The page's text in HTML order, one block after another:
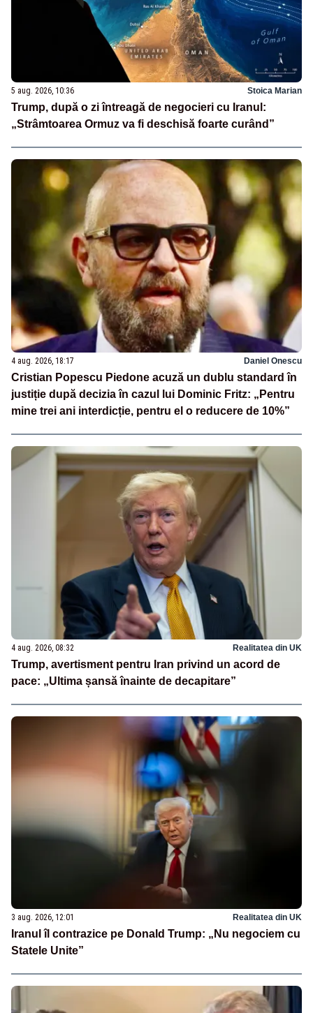
5 aug. 2026, 10:36 Stoica Marian
Trump, după o zi întreagă de negocieri cu Iranul:
„Strâmtoarea Ormuz va fi deschisă foarte curând”
4 aug. 2026, 18:17 Daniel Onescu
Cristian Popescu Piedone acuză un dublu standard în
justiție după decizia în cazul lui Dominic Fritz: „Pentru
mine trei ani interdicție, pentru el o reducere de 10%”
4 aug. 2026, 08:32 Realitatea din UK
Trump, avertisment pentru Iran privind un acord de
pace: „Ultima șansă înainte de decapitare”
3 aug. 2026, 12:01 Realitatea din UK
Iranul îl contrazice pe Donald Trump: „Nu negociem cu
Statele Unite”